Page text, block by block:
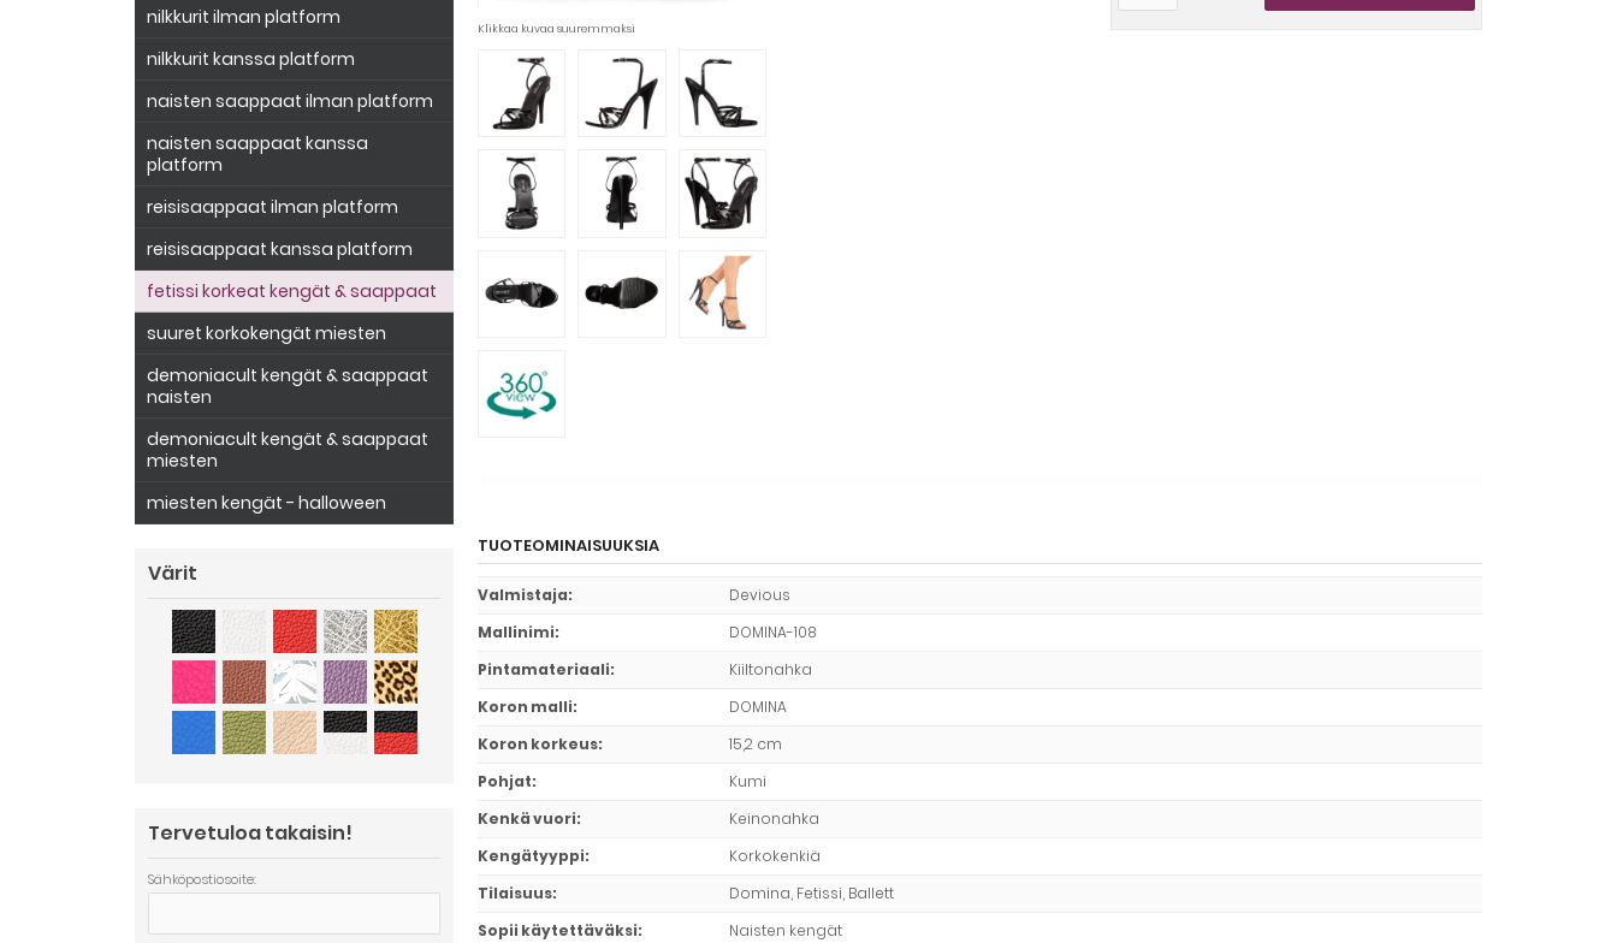
Klikkaa kuvaa suuremmaksi
TUOTEOMINAISUUKSIA
Valmistaja:
Devious
Mallinimi:
DOMINA-108
Pintamateriaali:
Kiiltonahka
Koron malli:
DOMINA
Koron korkeus:
15,2 cm
Pohjat:
Kumi
Kenkä vuori:
Keinonahka
Kengätyyppi:
Korkokenkiä
Tilaisuus:
Domina, Fetissi, Ballett
Sopii käytettäväksi:
Naisten kengät
nilkkurit ilman platform
nilkkurit kanssa platform
naisten saappaat ilman platform
naisten saappaat kanssa
platform
reisisaappaat ilman platform
reisisaappaat kanssa platform
fetissi korkeat kengät & saappaat
suuret korkokengät miesten
demoniacult kengät & saappaat
naisten
demoniacult kengät & saappaat
miesten
miesten kengät - halloween
Värit
Tervetuloa takaisin!
Sähköpostiosoite: